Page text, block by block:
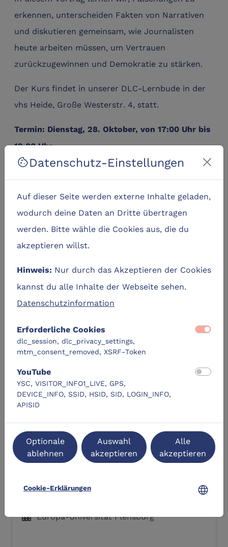
cookieDatenschutz-Einstellungen
Auf dieser Seite werden externe Inhalte geladen,
wodurch deine Daten an Dritte übertragen
werden. Bitte wähle die Cookies aus, die du
akzeptieren willst.
Hinweis: Nur durch das Akzeptieren der Cookies
kannst du alle Inhalte der Webseite sehen.
Datenschutzinformation
Erforderliche Cookies
dlc_session, dlc_privacy_settings,
mtm_consent_removed, XSRF-Token
YouTube
YSC, VISITOR_INFO1_LIVE, GPS,
DEVICE_INFO, SSID, HSID, SID, LOGIN_INFO,
APISID
Optionale
ablehnen
Auswahl
akzeptieren
Alle
akzeptieren
Cookie-Erklärungen language
erkennen, unterscheiden Fakten von Narrativen
und diskutieren gemeinsam, wie Journalisten
heute arbeiten müssen, um Vertrauen
zurückzugewinnen und Demokratie zu stärken.
Der Kurs findet in unserer DLC-Lernbude in der
vhs Heide, Große Westerstr. 4, statt.
Termin: Dienstag, 28. Oktober, von 17:00 Uhr bis
19:00 Uhr
Anmeldungen für diesen DLC-Kurs direkt auf der
https://vhs.heide.de/programm/kursansicht/2016-
fake-news-faelschungen-und-ki-wie-erkennen-
wir-heute-noch-die-wahrheit-476-c-
1928056.html
Termine
Ähnliche Lernangebote
DLC-Original
Künstliche Intelligenz Tools kennen,
location_city Europa-Universität Flensburg